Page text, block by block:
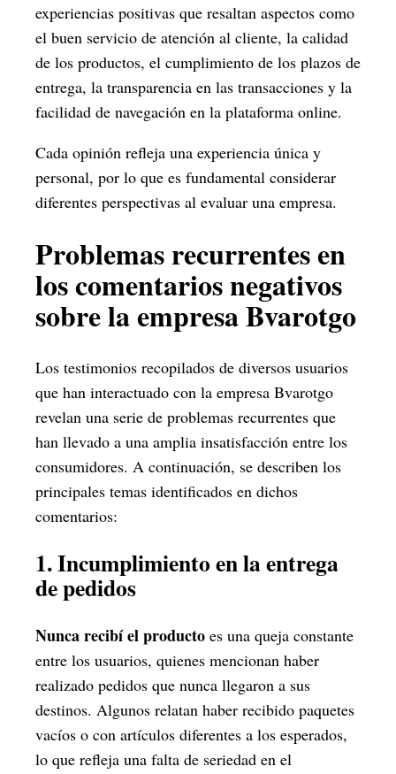
experiencias positivas que resaltan aspectos como
el buen servicio de atención al cliente, la calidad
de los productos, el cumplimiento de los plazos de
entrega, la transparencia en las transacciones y la
facilidad de navegación en la plataforma online.
Cada opinión refleja una experiencia única y
personal, por lo que es fundamental considerar
diferentes perspectivas al evaluar una empresa.
Problemas recurrentes en
los comentarios negativos
sobre la empresa Bvarotgo
Los testimonios recopilados de diversos usuarios
que han interactuado con la empresa Bvarotgo
revelan una serie de problemas recurrentes que
han llevado a una amplia insatisfacción entre los
consumidores. A continuación, se describen los
principales temas identificados en dichos
comentarios:
1. Incumplimiento en la entrega
de pedidos
Nunca recibí el producto es una queja constante
entre los usuarios, quienes mencionan haber
realizado pedidos que nunca llegaron a sus
destinos. Algunos relatan haber recibido paquetes
vacíos o con artículos diferentes a los esperados,
lo que refleja una falta de seriedad en el